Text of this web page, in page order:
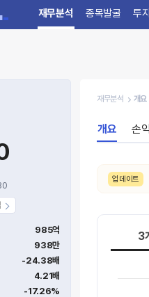
재무분석 종목발굴 투
985억
938만
-24.38배
4.21배
-17.26%
재무분석 개요
개요 손
업데이트
7. 수급 신호가 매우강함 → 강함으로 변동
3